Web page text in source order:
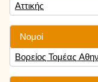
Αττικής
Νομοί
Βορείος Τομέας